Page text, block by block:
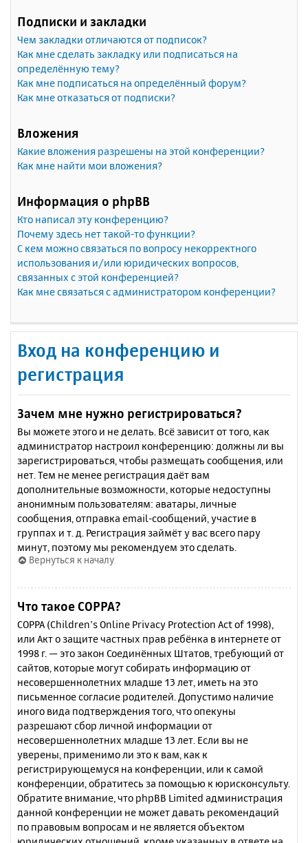
Подписки и закладки
Чем закладки отличаются от подписок?
Как мне сделать закладку или подписаться на
определённую тему?
Как мне подписаться на определённый форум?
Как мне отказаться от подписки?
Вложения
Какие вложения разрешены на этой конференции?
Как мне найти мои вложения?
Информация о phpBB
Кто написал эту конференцию?
Почему здесь нет такой-то функции?
С кем можно связаться по вопросу некорректного
использования и/или юридических вопросов,
связанных с этой конференцией?
Как мне связаться с администратором конференции?
Вход на конференцию и
регистрация
Зачем мне нужно регистрироваться?
Вы можете этого и не делать. Всё зависит от того, как
администратор настроил конференцию: должны ли вы
зарегистрироваться, чтобы размещать сообщения, или
нет. Тем не менее регистрация даёт вам
дополнительные возможности, которые недоступны
анонимным пользователям: аватары, личные
сообщения, отправка email-сообщений, участие в
группах и т. д. Регистрация займёт у вас всего пару
минут, поэтому мы рекомендуем это сделать.
Вернуться к началу
Что такое COPPA?
COPPA (Children’s Online Privacy Protection Act of 1998),
или Акт о защите частных прав ребёнка в интернете от
1998 г. — это закон Соединённых Штатов, требующий от
сайтов, которые могут собирать информацию от
несовершеннолетних младше 13 лет, иметь на это
письменное согласие родителей. Допустимо наличие
иного вида подтверждения того, что опекуны
разрешают сбор личной информации от
несовершеннолетних младше 13 лет. Если вы не
уверены, применимо ли это к вам, как к
регистрирующемуся на конференции, или к самой
конференции, обратитесь за помощью к юрисконсульту.
Обратите внимание, что phpBB Limited администрация
данной конференции не может давать рекомендаций
по правовым вопросам и не является объектом